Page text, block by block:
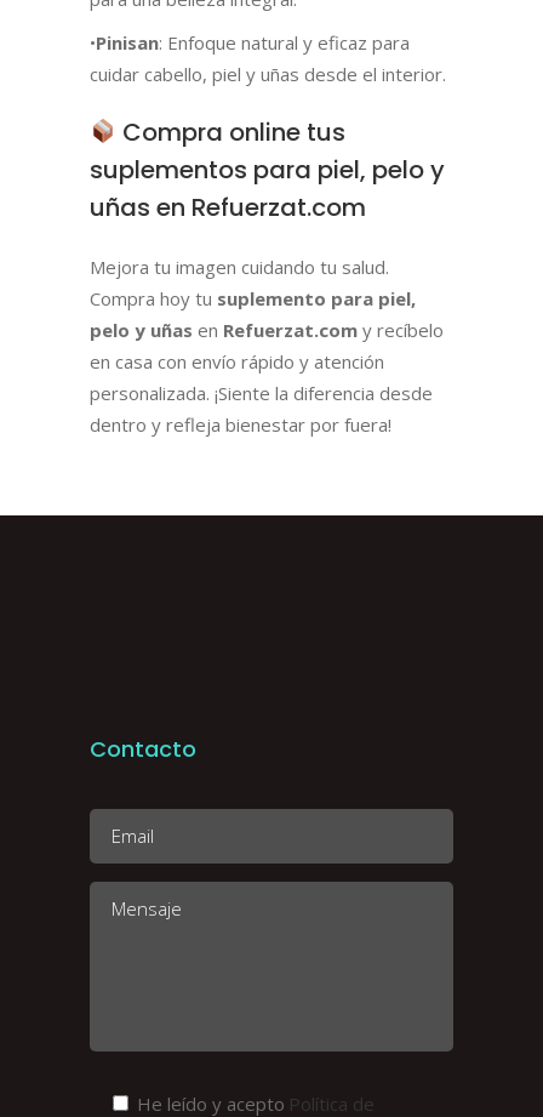
•Pinisan: Enfoque natural y eficaz para
cuidar cabello, piel y uñas desde el interior.
Compra online tus
suplementos para piel, pelo y
uñas en Refuerzat.com
Mejora tu imagen cuidando tu salud.
Compra hoy tu suplemento para piel,
pelo y uñas en Refuerzat.com y recíbelo
en casa con envío rápido y atención
personalizada. ¡Siente la diferencia desde
dentro y refleja bienestar por fuera!
Contacto
He leído y acepto Política de